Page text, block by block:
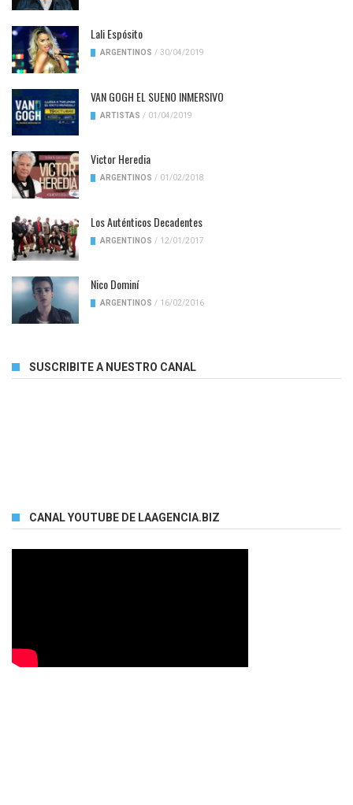
Lali Espósito
ARGENTINOS / 30/04/2019
VAN GOGH EL SUENO INMERSIVO
ARTISTAS / 01/04/2019
Victor Heredia
ARGENTINOS / 01/02/2018
Los Auténticos Decadentes
ARGENTINOS / 12/01/2017
Nico Dominí
ARGENTINOS / 16/02/2016
SUSCRIBITE A NUESTRO CANAL
CANAL YOUTUBE DE LAAGENCIA.BIZ